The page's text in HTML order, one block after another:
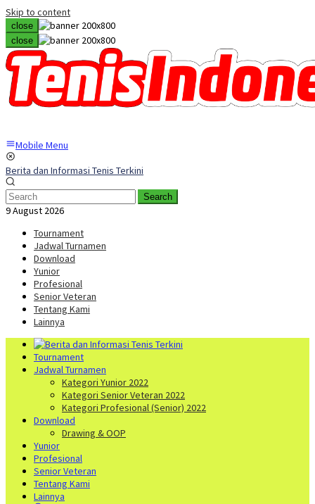
Skip to content
close
close
Mobile Menu
Berita dan Informasi Tenis Terkini
Search
9 August 2026
Tournament
Jadwal Turnamen
Download
Yunior
Profesional
Senior Veteran
Tentang Kami
Lainnya
Tournament
Jadwal Turnamen
Kategori Yunior 2022
Kategori Senior Veteran 2022
Kategori Profesional (Senior) 2022
Download
Drawing & OOP
Yunior
Profesional
Senior Veteran
Tentang Kami
Lainnya